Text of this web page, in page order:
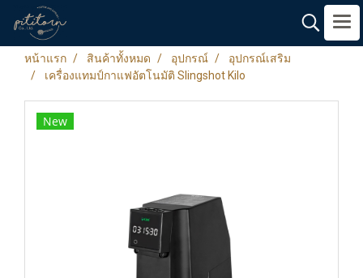
หน้าแรก สินค้าทั้งหมด อุปกรณ์
อุปกรณ์เสริม
เครื่องแทมป์กาแฟอัตโนมัติ Slingshot Kilo
New